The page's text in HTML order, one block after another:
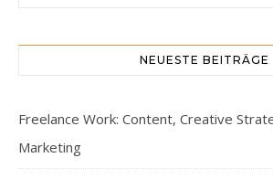
NEUESTE BEITRÄGE
Freelance Work: Content, Creative
Marketing